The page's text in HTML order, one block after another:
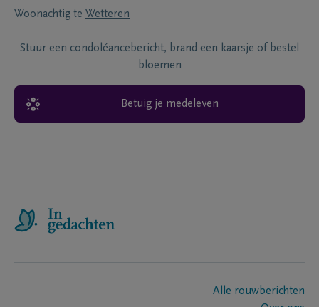
Woonachtig te Wetteren
Stuur een condoléancebericht, brand een kaarsje of bestel
bloemen
Betuig je medeleven
Alle rouwberichten